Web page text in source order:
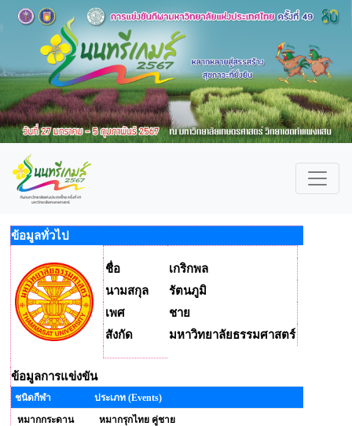
ข้อมูลทั่วไป
ชื่อ
เกริกพล
นามสกุล
รัตนภูมิ
เพศ
ชาย
สังกัด
มหาวิทยาลัยธรรมศาสตร์
ข้อมูลการแข่งขัน
ชนิดกีฬา
ประเภท (Events)
หมากกระดาน
หมากรุกไทย คู่ชาย